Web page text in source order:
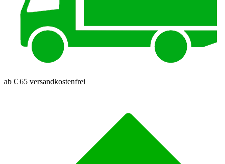
ab € 65 versandkostenfrei